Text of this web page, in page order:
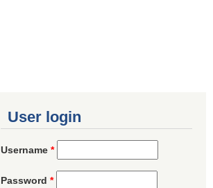
User login
Username *
Password *